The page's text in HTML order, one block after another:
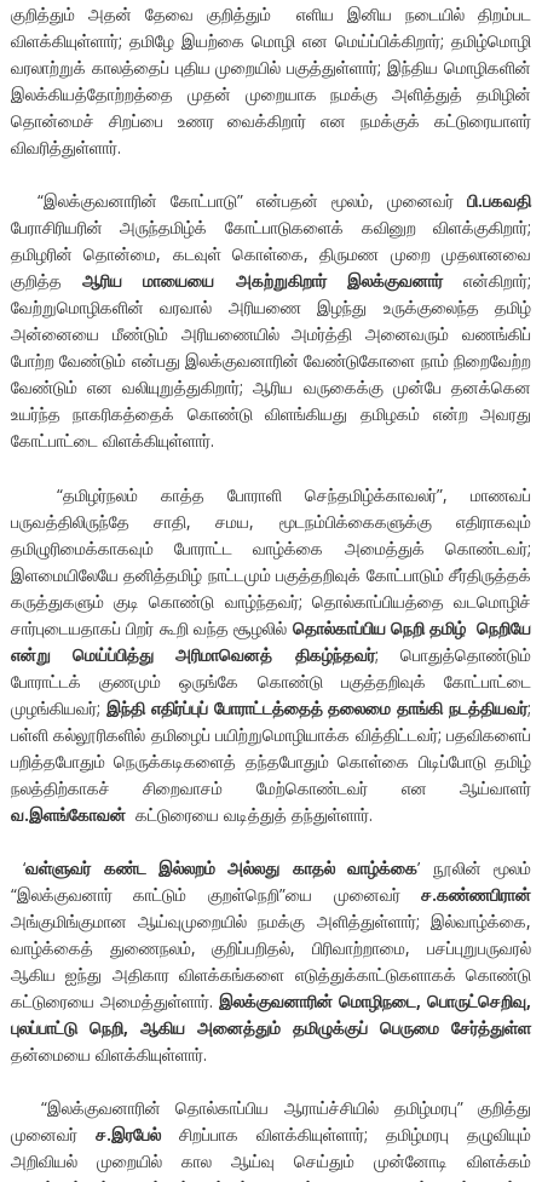
குறித்தும் அதன் தேவை குறித்தும் எளிய இனிய நடையில் திறம்பட
விளக்கியுள்ளார்; தமிழே இயற்கை மொழி என மெய்ப்பிக்கிறார்; தமிழ்மொழி
வரலாற்றுக் காலத்தைப் புதிய முறையில் பகுத்துள்ளார்; இந்திய மொழிகளின்
இலக்கியத்தோற்றத்தை முதன் முறையாக நமக்கு அளித்துத் தமிழின்
தொன்மைச் சிறப்பை உணர வைக்கிறார் என நமக்குக் கட்டுரையாளர்
விவரித்துள்ளார்.
“இலக்குவனாரின் கோட்பாடு” என்பதன் மூலம், முனைவர்பி.பகவதி
பேராசிரியரின் அருந்தமிழ்க் கோட்பாடுகளைக் கவினுற விளக்குகிறார்;
தமிழரின் தொன்மை, கடவுள் கொள்கை, திருமண முறை முதலானவை
குறித்தஆரிய மாயையை அகற்றுகிறார் இலக்குவனார்என்கிறார்;
வேற்றுமொழிகளின் வரவால் அரியணை இழந்து உருக்குலைந்த தமிழ்
அன்னையை மீண்டும் அரியணையில் அமர்த்தி அனைவரும் வணங்கிப்
போற்ற வேண்டும் என்பது இலக்குவனாரின் வேண்டுகோளை நாம் நிறைவேற்ற
வேண்டும் என வலியுறுத்துகிறார்; ஆரிய வருகைக்கு முன்பே தனக்கென
உயர்ந்த நாகரிகத்தைக் கொண்டு விளங்கியது தமிழகம் என்ற அவரது
கோட்பாட்டை விளக்கியுள்ளார்.
“தமிழர்நலம் காத்த போராளி செந்தமிழ்க்காவலர்”, மாணவப்
பருவத்திலிருந்தே சாதி, சமய, மூடநம்பிக்கைகளுக்கு எதிராகவும்
தமிழுரிமைக்காகவும் போராட்ட வாழ்க்கை அமைத்துக் கொண்டவர்;
இளமையிலேயே தனித்தமிழ் நாட்டமும் பகுத்தறிவுக் கோட்பாடும் சீர்திருத்தக்
கருத்துகளும் குடி கொண்டு வாழ்ந்தவர்; தொல்காப்பியத்தை வடமொழிச்
சார்புடையதாகப் பிறர் கூறி வந்த சூழலில் தொல்காப்பிய நெறி தமிழ் நெறியே
என்று மெய்ப்பித்து அரிமாவெனத் திகழ்ந்தவர்; பொதுத்தொண்டும்
போராட்டக் குணமும் ஒருங்கே கொண்டு பகுத்தறிவுக் கோட்பாட்டை
முழங்கியவர்; இந்தி எதிர்ப்புப் போராட்டத்தைத் தலைமை தாங்கி நடத்தியவர்;
பள்ளி கல்லூரிகளில் தமிழைப் பயிற்றுமொழியாக்க வித்திட்டவர்; பதவிகளைப்
பறித்தபோதும் நெருக்கடிகளைத் தந்தபோதும் கொள்கை பிடிப்போடு தமிழ்
நலத்திற்காகச் சிறைவாசம் மேற்கொண்டவர் என ஆய்வாளர்
வ.இளங்கோவன்கட்டுரையை வடித்துத் தந்துள்ளார்.
‘வள்ளுவர் கண்ட இல்லறம் அல்லது காதல் வாழ்க்கை’ நூலின் மூலம்
“இலக்குவனார் காட்டும் குறள்நெறி”யை முனைவர்ச.கண்ணபிரான்
அங்குமிங்குமான ஆய்வுமுறையில் நமக்கு அளித்துள்ளார்; இல்வாழ்க்கை,
வாழ்க்கைத் துணைநலம், குறிப்பறிதல், பிரிவாற்றாமை, பசப்புறுபருவரல்
ஆகிய ஐந்து அதிகார விளக்கங்களை எடுத்துக்காட்டுகளாகக் கொண்டு
கட்டுரையை அமைத்துள்ளார். இலக்குவனாரின் மொழிநடை, பொருட்செறிவு,
புலப்பாட்டு நெறி, ஆகிய அனைத்தும் தமிழுக்குப் பெருமை சேர்த்துள்ள
தன்மையை விளக்கியுள்ளார்.
“இலக்குவனாரின் தொல்காப்பிய ஆராய்ச்சியில் தமிழ்மரபு” குறித்து
முனைவர் ச.இரபேல்சிறப்பாக விளக்கியுள்ளார்; தமிழ்மரபு தழுவியும்
அறிவியல் முறையில் கால ஆய்வு செய்தும் முன்னோடி விளக்கம்